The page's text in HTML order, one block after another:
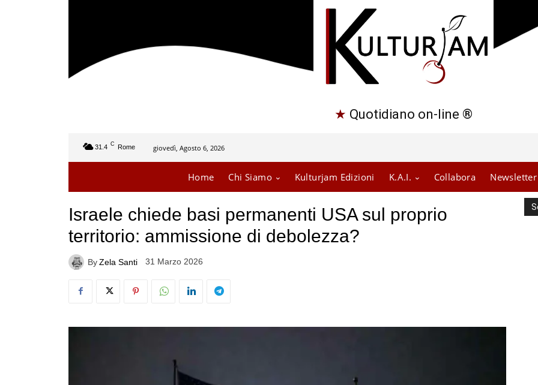
★ Quotidiano on-line ®
31.4 C Rome giovedì, Agosto 6, 2026
Home Chi Siamo Kulturjam Edizioni K.A.I. Collabora Newsletter
Israele chiede basi permanenti USA sul proprio
territorio: ammissione di debolezza?
ByZela Santi 31 Marzo 2026